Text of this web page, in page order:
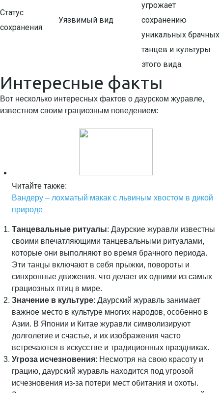
Статус
сохранения
Уязвимый вид
угрожает
сохранению
уникальных брачных
танцев и культуры
этого вида.
Интересные факты
Вот несколько интересных фактов о даурском журавле,
известном своим грациозным поведением:
Читайте также:
Вандеру – лохматый макак с львиным хвостом в дикой
природе
Танцевальные ритуалы: Даурские журавли известны
своими впечатляющими танцевальными ритуалами,
которые они выполняют во время брачного периода.
Эти танцы включают в себя прыжки, повороты и
синхронные движения, что делает их одними из самых
грациозных птиц в мире.
Значение в культуре: Даурский журавль занимает
важное место в культуре многих народов, особенно в
Азии. В Японии и Китае журавли символизируют
долголетие и счастье, и их изображения часто
встречаются в искусстве и традиционных праздниках.
Угроза исчезновения: Несмотря на свою красоту и
грацию, даурский журавль находится под угрозой
исчезновения из-за потери мест обитания и охоты.